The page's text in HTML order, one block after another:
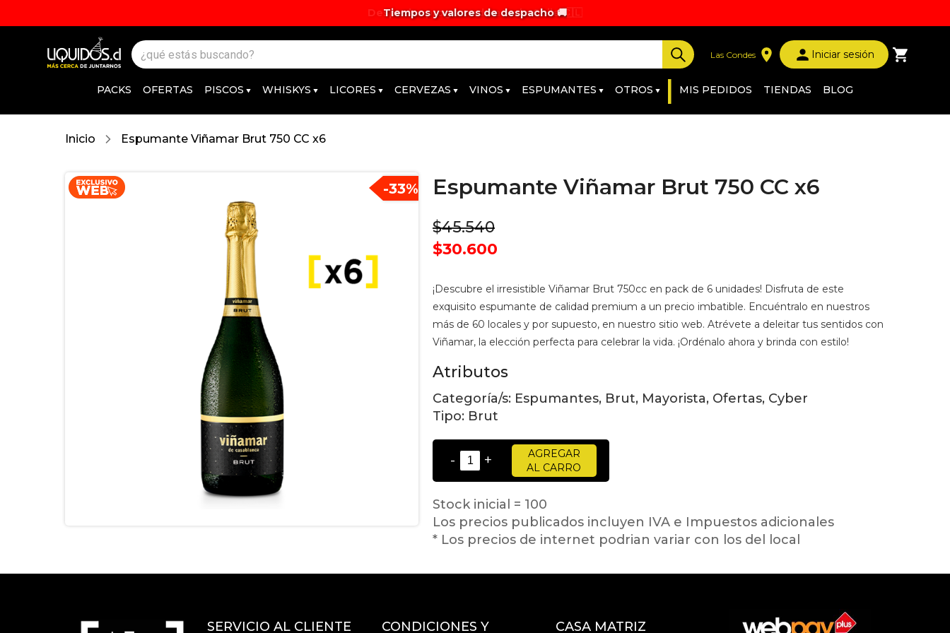
Tiempos y valores de despacho 🚚
Las Condes Iniciar sesión
PACKS OFERTAS PISCOS WHISKYS LICORES CERVEZAS VINOS ESPUMANTES OTROS | MIS PEDIDOS TIENDAS BLOG
Inicio Espumante Viñamar Brut 750 CC x6
-33% Espumante Viñamar Brut 750 CC x6
$45.540
$30.600
¡Descubre el irresistible Viñamar Brut 750cc en pack de 6 unidades! Disfruta de este
exquisito espumante de calidad premium a un precio imbatible. Encuéntralo en nuestros
más de 60 locales y por supuesto, en nuestro sitio web. Atrévete a deleitar tus sentidos con
Viñamar, la elección perfecta para celebrar la vida. ¡Ordénalo ahora y brinda con estilo!
Atributos
Categoría/s: Espumantes, Brut, Mayorista, Ofertas, Cyber
Tipo: Brut
- +
AGREGAR
AL CARRO
Stock inicial = 100
Los precios publicados incluyen IVA e Impuestos adicionales
* Los precios de internet podrian variar con los del local
SERVICIO AL CLIENTE CONDICIONES Y CASA MATRIZ